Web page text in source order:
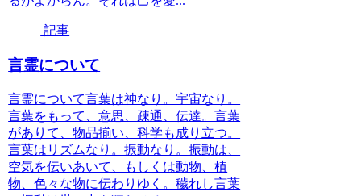
記事
言霊について
言霊について言葉は神なり。宇宙なり。
言葉をもって、意思、疎通、伝達。言葉
がありて、物品揃い、科学も成り立つ。
言葉はリズムなり。振動なり。振動は、
空気を伝いあいて、もしくは動物、植
物、色々な物に伝わりゆく。穢れし言葉